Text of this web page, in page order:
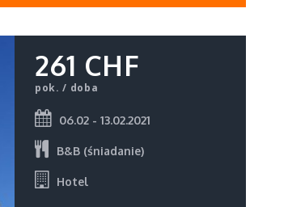
261 CHF
pok. / doba
06.02 - 13.02.2021
B&B (śniadanie)
Hotel